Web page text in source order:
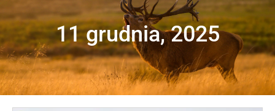
11 grudnia, 2025